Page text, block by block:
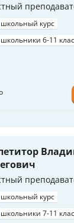
школьный курс
школьники 6-11
школьный курс
школьники 7-11